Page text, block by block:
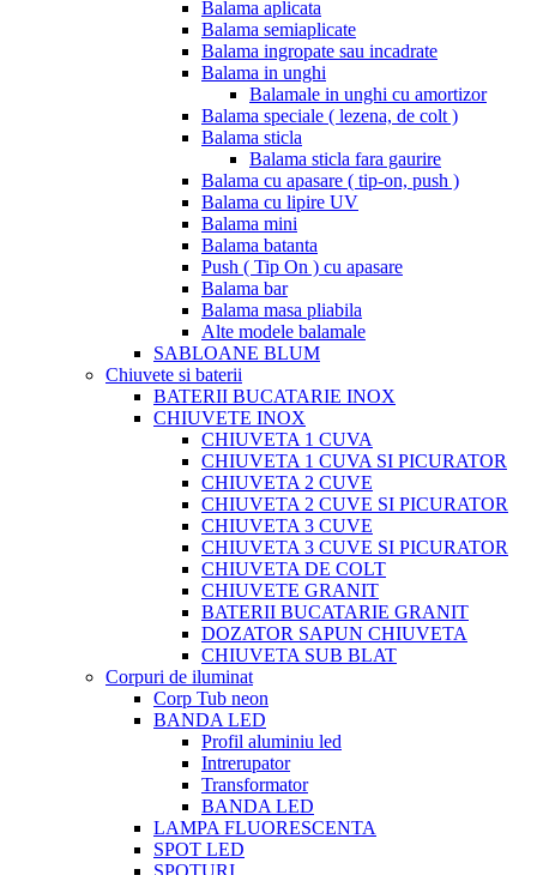
Balama aplicata
Balama semiaplicate
Balama ingropate sau incadrate
Balama in unghi
Balamale in unghi cu amortizor
Balama speciale ( lezena, de colt )
Balama sticla
Balama sticla fara gaurire
Balama cu apasare ( tip-on, push )
Balama cu lipire UV
Balama mini
Balama batanta
Push ( Tip On ) cu apasare
Balama bar
Balama masa pliabila
Alte modele balamale
SABLOANE BLUM
Chiuvete si baterii
BATERII BUCATARIE INOX
CHIUVETE INOX
CHIUVETA 1 CUVA
CHIUVETA 1 CUVA SI PICURATOR
CHIUVETA 2 CUVE
CHIUVETA 2 CUVE SI PICURATOR
CHIUVETA 3 CUVE
CHIUVETA 3 CUVE SI PICURATOR
CHIUVETA DE COLT
CHIUVETE GRANIT
BATERII BUCATARIE GRANIT
DOZATOR SAPUN CHIUVETA
CHIUVETA SUB BLAT
Corpuri de iluminat
Corp Tub neon
BANDA LED
Profil aluminiu led
Intrerupator
Transformator
BANDA LED
LAMPA FLUORESCENTA
SPOT LED
SPOTURI